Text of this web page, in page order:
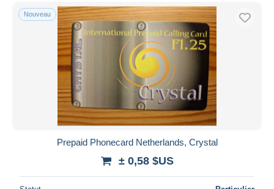
Nouveau
Prepaid Phonecard Netherlands, Crystal
± 0,58 $US